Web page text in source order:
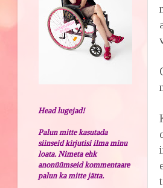
Head lugejad!
Palun mitte kasutada
siinseid kirjutisi ilma minu
loata. Nimeta ehk
anonüümseid kommentaare
palun ka mitte jätta.